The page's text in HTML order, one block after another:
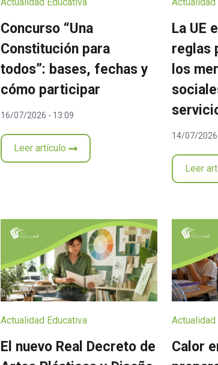
Concurso “Una
Constitución para
todos”: bases, fechas y
cómo participar
16/07/2026 - 13:09
Leer artículo
La UE
reglas
los
14/07/2026
Leer
Actualidad Educativa
El nuevo Real Decreto de
Actualidad
Calor